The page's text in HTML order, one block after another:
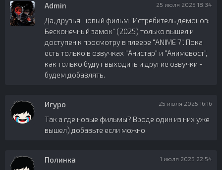
Admin 25 июля 2025 18:34
Да, друзья, новый фильм "Истребитель демонов:
Бесконечный замок" (2025) только вышел и
доступен к просмотру в плеере "ANIME 7". Пока
есть только в озвучках "Анистар" и "Анимевост",
как только будут выходить и другие озвучки -
будем добавлять.
Игуро 25 июля 2025 16:16
Так а где новые фильмы? Вроде один из них уже
вышел) добавьте если можно
Полинка 1 июля 2025 22:54